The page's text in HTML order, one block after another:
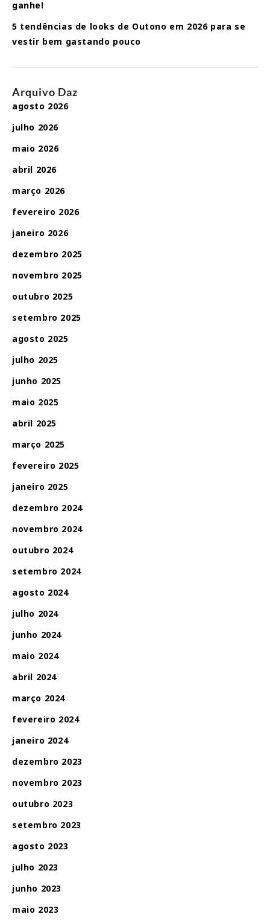
ganhe!
5 tendências de looks de Outono em 2026 para se
vestir bem gastando pouco
Arquivo Daz
agosto 2026
julho 2026
maio 2026
abril 2026
março 2026
fevereiro 2026
janeiro 2026
dezembro 2025
novembro 2025
outubro 2025
setembro 2025
agosto 2025
julho 2025
junho 2025
maio 2025
abril 2025
março 2025
fevereiro 2025
janeiro 2025
dezembro 2024
novembro 2024
outubro 2024
setembro 2024
agosto 2024
julho 2024
junho 2024
maio 2024
abril 2024
março 2024
fevereiro 2024
janeiro 2024
dezembro 2023
novembro 2023
outubro 2023
setembro 2023
agosto 2023
julho 2023
junho 2023
maio 2023